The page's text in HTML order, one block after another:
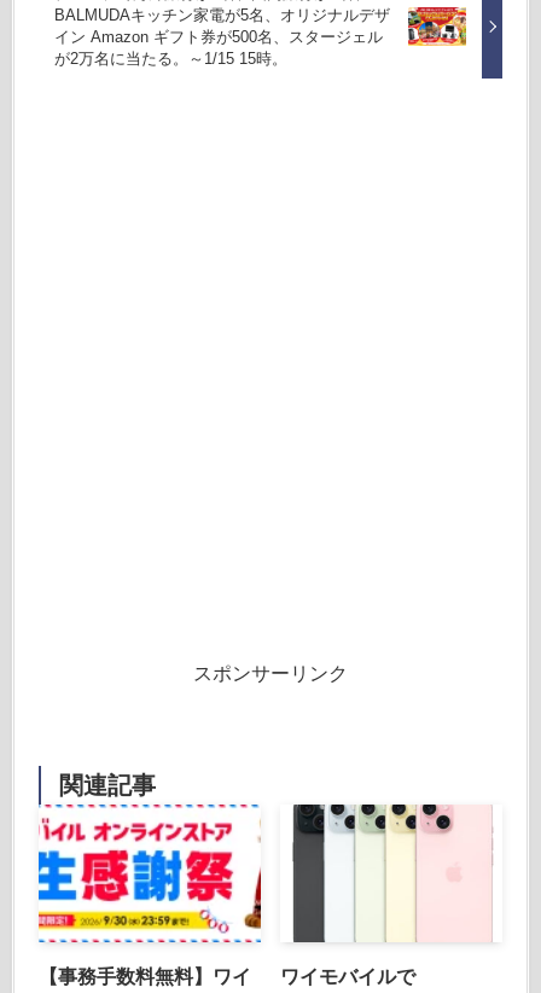
BALMUDAキッチン家電が5名、オリジナルデザ
イン Amazon ギフト券が500名、スタージェル
が2万名に当たる。～1/15 15時。
スポンサーリンク
関連記事
【事務手数料無料】ワイ
ワイモバイルで